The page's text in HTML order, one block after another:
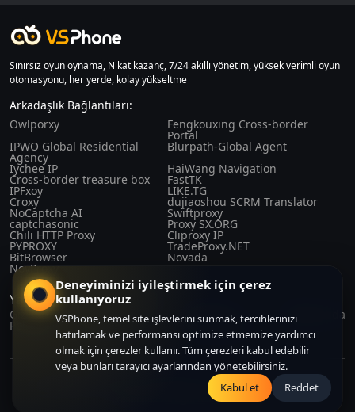
Deneyiminizi iyileştirmek için çerez
kullanıyoruz
VSPhone, temel site işlevlerini sunmak, tercihlerinizi
hatırlamak ve performansı optimize etmemize yardımcı
olmak için çerezler kullanır. Tüm çerezleri kabul edebilir
veya bunları tarayıcı ayarlarından yönetebilirsiniz.
Kabul et
Reddet
Sınırsız oyun oynama, N kat kazanç, 7/24 akıllı yönetim, yüksek verimli oyun
otomasyonu, her yerde, kolay yükseltme
Arkadaşlık Bağlantıları:
Owlporxy
Fengkouxing Cross-border
Portal
IPWO Global Residential
Agency
Blurpath-Global Agent
Iychee IP
HaiWang Navigation
Cross-border treasure box FastTK
IPFxoy LIKE.TG
Croxy dujiaoshou SCRM Translator
NoCaptcha AI Swiftproxy
captchasonic Proxy SX.ORG
Chili HTTP Proxy Cliproxy IP
PYPROXY TradeProxy.NET
BitBrowser Novada
NovProxy
Yasalar ve düzenlemeler
Gizlilik
Politikası
Satın Alma
Sözleşmesi
Kullanıcı
Sözleşmesi
Hakkımızda
Copyright© 2024-2026 CLOUDFORGE SOLUTIONS PTE.LTD. All right
reserved. All right reserved.